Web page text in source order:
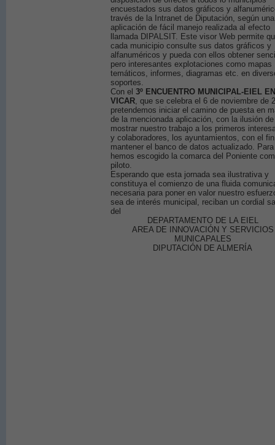
encuestados sus datos gráficos y
través de la Intranet de Diputación, según una
aplicación de fácil manejo realizada al efecto
llamada DIPALSIT. Este visor Web permite
cada municipio consulte sus datos gráficos y
alfanuméricos y pueda con ellos obtener
pero interesantes explotaciones como mapas
temáticos, informes, diagramas etc. en
soportes.
Con el 3º ENCUENTRO MUNICIPAL-EIEL EN
VICAR, que se celebra el 6 de noviembre de
pretendemos iniciar el camino de puesta en
de la mencionada aplicación, con la ilusión de
mostrar nuestro trabajo a los primeros
y colaboradores, los ayuntamientos, con el
mantener el banco de datos actualizado.
hemos escogido la comarca del Poniente
piloto.
Esperando que esta jornada sea ilustrativa y
constituya el comienzo de una fluida
necesaria para poner en valor nuestro
sea de interés municipal, reciban un cordial
del
DEPARTAMENTO DE LA EIEL
AREA DE INNOVACIÓN Y SERVICIOS
MUNICAPALES
DIPUTACIÓN DE ALMERÍA